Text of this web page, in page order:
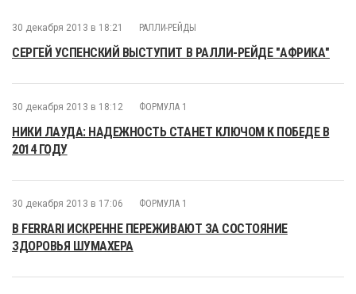
30 декабря 2013 в 18:21 РАЛЛИ-РЕЙДЫ
СЕРГЕЙ УСПЕНСКИЙ ВЫСТУПИТ В РАЛЛИ-РЕЙДЕ "АФРИКА"
30 декабря 2013 в 18:12 ФОРМУЛА 1
НИКИ ЛАУДА: НАДЕЖНОСТЬ СТАНЕТ КЛЮЧОМ К ПОБЕДЕ В
2014 ГОДУ
30 декабря 2013 в 17:06 ФОРМУЛА 1
В FERRARI ИСКРЕННЕ ПЕРЕЖИВАЮТ ЗА СОСТОЯНИЕ
ЗДОРОВЬЯ ШУМАХЕРА